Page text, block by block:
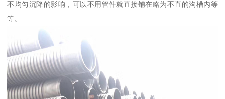
不均匀沉降的影响，可以不用管件就直接铺在略为不直的沟槽内等
等。